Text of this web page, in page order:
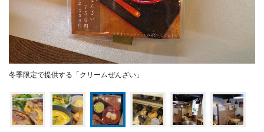
冬季限定で提供する「クリームぜんざい」